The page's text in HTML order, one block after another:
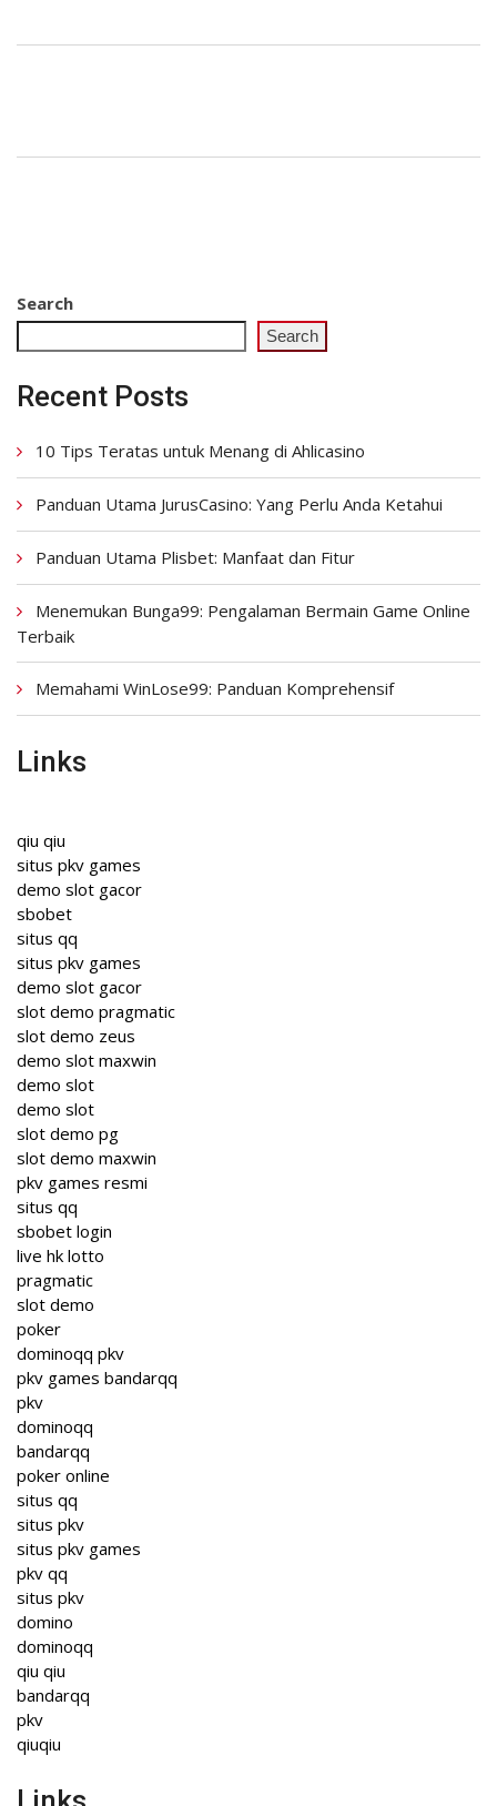
Search
Search
Recent Posts
10 Tips Teratas untuk Menang di Ahlicasino
Panduan Utama JurusCasino: Yang Perlu Anda Ketahui
Panduan Utama Plisbet: Manfaat dan Fitur
Menemukan Bunga99: Pengalaman Bermain Game Online
Terbaik
Memahami WinLose99: Panduan Komprehensif
Links
qiu qiu
situs pkv games
demo slot gacor
sbobet
situs qq
situs pkv games
demo slot gacor
slot demo pragmatic
slot demo zeus
demo slot maxwin
demo slot
demo slot
slot demo pg
slot demo maxwin
pkv games resmi
situs qq
sbobet login
live hk lotto
pragmatic
slot demo
poker
dominoqq pkv
pkv games bandarqq
pkv
dominoqq
bandarqq
poker online
situs qq
situs pkv
situs pkv games
pkv qq
situs pkv
domino
dominoqq
qiu qiu
bandarqq
pkv
qiuqiu